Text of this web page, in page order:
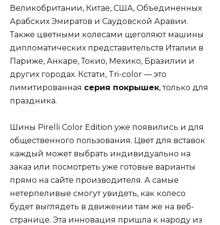
Великобритании, Китае, США, Объединенных
Арабских Эмиратов и Саудовской Аравии.
Также цветными колесами щеголяют машины
дипломатических представительств Италии в
Париже, Анкаре, Токио, Мехико, Бразилии и
других городах. Кстати, Tri-color — это
лимитированная серия покрышек, только для
праздника.
Шины Pirelli Color Edition уже появились и для
общественного пользования. Цвет для вставок
каждый может выбрать индивидуально на
заказ или посмотреть уже готовые варианты
прямо на сайте производителя. А самые
нетерпеливые смогут увидеть, как колесо
будет выглядеть в движении там же на веб-
странице. Эта инновация пришла к народу из